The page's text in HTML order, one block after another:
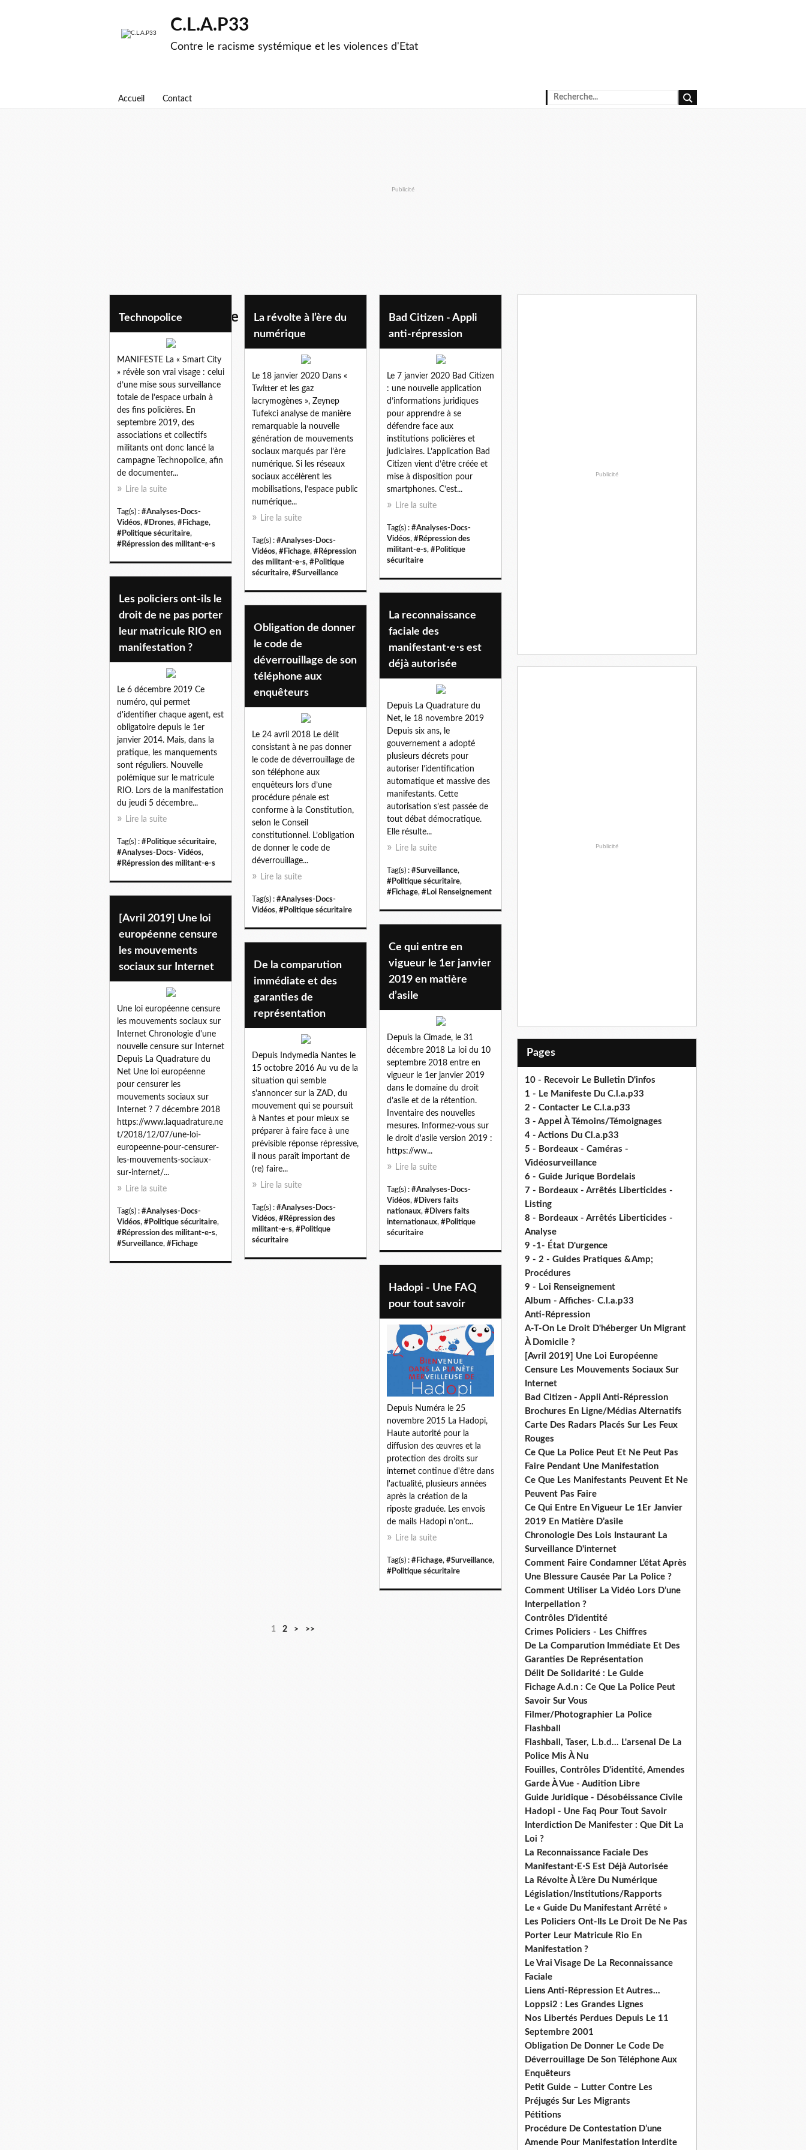
C.L.A.P33
Contre le racisme systémique et les violences d'Etat
Accueil Contact
Publicité
politique securitaire
Technopolice
MANIFESTE La « Smart City
» révèle son vrai visage : celui
d’une mise sous surveillance
totale de l’espace urbain à
des fins policières. En
septembre 2019, des
associations et collectifs
militants ont donc lancé la
campagne Technopolice, afin
de documenter...
Lire la suite
Tag(s) : #Analyses-Docs-
Vidéos, #Drones, #Fichage,
#Politique sécuritaire,
#Répression des militant-e-s
La révolte à l’ère du
numérique
Le 18 janvier 2020 Dans «
Twitter et les gaz
lacrymogènes », Zeynep
Tufekci analyse de manière
remarquable la nouvelle
génération de mouvements
sociaux marqués par l’ère
numérique. Si les réseaux
sociaux accélèrent les
mobilisations, l’espace public
numérique...
Lire la suite
Tag(s) : #Analyses-Docs-
Vidéos, #Fichage, #Répression
des militant-e-s, #Politique
sécuritaire, #Surveillance
Bad Citizen - Appli
anti-répression
Le 7 janvier 2020 Bad Citizen
: une nouvelle application
d’informations juridiques
pour apprendre à se
défendre face aux
institutions policières et
judiciaires. L’application Bad
Citizen vient d’être créée et
mise à disposition pour
smartphones. C’est...
Lire la suite
Tag(s) : #Analyses-Docs-
Vidéos, #Répression des
militant-e-s, #Politique
sécuritaire
Les policiers ont-ils le
droit de ne pas porter
leur matricule RIO en
manifestation ?
Le 6 décembre 2019 Ce
numéro, qui permet
d'identifier chaque agent, est
obligatoire depuis le 1er
janvier 2014. Mais, dans la
pratique, les manquements
sont réguliers. Nouvelle
polémique sur le matricule
RIO. Lors de la manifestation
du jeudi 5 décembre...
Lire la suite
Tag(s) : #Politique sécuritaire,
#Analyses-Docs- Vidéos,
#Répression des militant-e-s
La reconnaissance
faciale des
manifestant⋅e⋅s est
déjà autorisée
Depuis La Quadrature du
Net, le 18 novembre 2019
Depuis six ans, le
gouvernement a adopté
plusieurs décrets pour
autoriser l’identification
automatique et massive des
manifestants. Cette
autorisation s’est passée de
tout débat démocratique.
Elle résulte...
Lire la suite
Tag(s) : #Surveillance,
#Politique sécuritaire,
#Fichage, #Loi Renseignement
Obligation de donner
le code de
déverrouillage de son
téléphone aux
enquêteurs
Le 24 avril 2018 Le délit
consistant à ne pas donner
le code de déverrouillage de
son téléphone aux
enquêteurs lors d’une
procédure pénale est
conforme à la Constitution,
selon le Conseil
constitutionnel. L’obligation
de donner le code de
déverrouillage...
Lire la suite
Tag(s) : #Analyses-Docs-
Vidéos, #Politique sécuritaire
[Avril 2019] Une loi
européenne censure
les mouvements
sociaux sur Internet
Une loi européenne censure
les mouvements sociaux sur
Internet Chronologie d'une
nouvelle censure sur Internet
Depuis La Quadrature du
Net Une loi européenne
pour censurer les
mouvements sociaux sur
Internet ? 7 décembre 2018
https://www.laquadrature.ne
t/2018/12/07/une-loi-
europeenne-pour-censurer-
les-mouvements-sociaux-
sur-internet/...
Lire la suite
Tag(s) : #Analyses-Docs-
Vidéos, #Politique sécuritaire,
#Répression des militant-e-s,
#Surveillance, #Fichage
Ce qui entre en
vigueur le 1er janvier
2019 en matière
d’asile
Depuis la Cimade, le 31
décembre 2018 La loi du 10
septembre 2018 entre en
vigueur le 1er janvier 2019
dans le domaine du droit
d’asile et de la rétention.
Inventaire des nouvelles
mesures. Informez-vous sur
le droit d'asile version 2019 :
https://ww...
Lire la suite
Tag(s) : #Analyses-Docs-
Vidéos, #Divers faits
nationaux, #Divers faits
internationaux, #Politique
sécuritaire
De la comparution
immédiate et des
garanties de
représentation
Depuis Indymedia Nantes le
15 octobre 2016 Au vu de la
situation qui semble
s'annoncer sur la ZAD, du
mouvement qui se poursuit
à Nantes et pour mieux se
préparer à faire face à une
prévisible réponse répressive,
il nous paraît important de
(re) faire...
Lire la suite
Tag(s) : #Analyses-Docs-
Vidéos, #Répression des
militant-e-s, #Politique
sécuritaire
Hadopi - Une FAQ
pour tout savoir
Depuis Numéra le 25
novembre 2015 La Hadopi,
Haute autorité pour la
diffusion des œuvres et la
protection des droits sur
internet continue d'être dans
l'actualité, plusieurs années
après la création de la
riposte graduée. Les envois
de mails Hadopi n'ont...
Lire la suite
Tag(s) : #Fichage, #Surveillance,
#Politique sécuritaire
1 2 > >>
Publicité
Publicité
Pages
10 - Recevoir Le Bulletin D'infos
1 - Le Manifeste Du C.l.a.p33
2 - Contacter Le C.l.a.p33
3 - Appel À Témoins/Témoignages
4 - Actions Du Cl.a.p33
5 - Bordeaux - Caméras -
Vidéosurveillance
6 - Guide Jurique Bordelais
7 - Bordeaux - Arrêtés Liberticides -
Listing
8 - Bordeaux - Arrêtés Liberticides -
Analyse
9 -1- État D'urgence
9 - 2 - Guides Pratiques &Amp;
Procédures
9 - Loi Renseignement
Album - Affiches- C.l.a.p33
Anti-Répression
A-T-On Le Droit D'héberger Un Migrant
À Domicile ?
[Avril 2019] Une Loi Européenne
Censure Les Mouvements Sociaux Sur
Internet
Bad Citizen - Appli Anti-Répression
Brochures En Ligne/Médias Alternatifs
Carte Des Radars Placés Sur Les Feux
Rouges
Ce Que La Police Peut Et Ne Peut Pas
Faire Pendant Une Manifestation
Ce Que Les Manifestants Peuvent Et Ne
Peuvent Pas Faire
Ce Qui Entre En Vigueur Le 1Er Janvier
2019 En Matière D’asile
Chronologie Des Lois Instaurant La
Surveillance D'internet
Comment Faire Condamner L’état Après
Une Blessure Causée Par La Police ?
Comment Utiliser La Vidéo Lors D’une
Interpellation ?
Contrôles D'identité
Crimes Policiers - Les Chiffres
De La Comparution Immédiate Et Des
Garanties De Représentation
Délit De Solidarité : Le Guide
Fichage A.d.n : Ce Que La Police Peut
Savoir Sur Vous
Filmer/Photographier La Police
Flashball
Flashball, Taser, L.b.d... L'arsenal De La
Police Mis À Nu
Fouilles, Contrôles D'identité, Amendes
Garde À Vue - Audition Libre
Guide Juridique - Désobéissance Civile
Hadopi - Une Faq Pour Tout Savoir
Interdiction De Manifester : Que Dit La
Loi ?
La Reconnaissance Faciale Des
Manifestant⋅E⋅S Est Déjà Autorisée
La Révolte À L’ère Du Numérique
Législation/Institutions/Rapports
Le « Guide Du Manifestant Arrêté »
Les Policiers Ont-Ils Le Droit De Ne Pas
Porter Leur Matricule Rio En
Manifestation ?
Le Vrai Visage De La Reconnaissance
Faciale
Liens Anti-Répression Et Autres...
Loppsi2 : Les Grandes Lignes
Nos Libertés Perdues Depuis Le 11
Septembre 2001
Obligation De Donner Le Code De
Déverrouillage De Son Téléphone Aux
Enquêteurs
Petit Guide – Lutter Contre Les
Préjugés Sur Les Migrants
Pétitions
Procédure De Contestation D’une
Amende Pour Manifestation Interdite